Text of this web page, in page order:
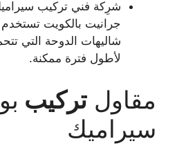
شرِكة فني تركيب
جرانيت بالكويت
شاليهات الدوحة التي
لأطول فترة ممكنة.
مقاول تركيب
سيراميك